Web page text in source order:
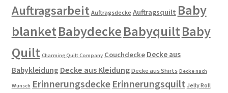
Auftragsarbeit Auftragsdecke Auftragsquilt Baby
blanketBabydeckeBabyquiltBaby
Quilt Charming Quilt Company Couchdecke Decke aus
Babykleidung Decke aus Kleidung Decke aus Shirts Decke nach
Wunsch Erinnerungsdecke Erinnerungsquilt Jelly Roll